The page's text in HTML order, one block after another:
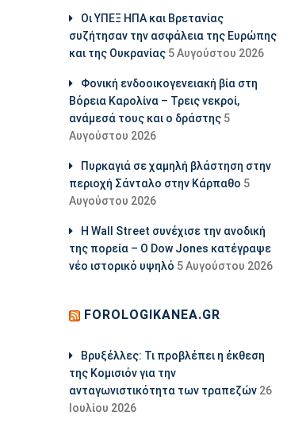
Οι ΥΠΕΞ ΗΠΑ και Βρετανίας
συζήτησαν την ασφάλεια της Ευρώπης
και της Ουκρανίας 5 Αυγούστου 2026
Φονική ενδοοικογενειακή βία στη
Βόρεια Καρολίνα – Τρεις νεκροί,
ανάμεσά τους και ο δράστης 5
Αυγούστου 2026
Πυρκαγιά σε χαμηλή βλάστηση στην
περιοχή Σάνταλο στην Κάρπαθο 5
Αυγούστου 2026
Η Wall Street συνέχισε την ανοδική
της πορεία – Ο Dow Jones κατέγραψε
νέο ιστορικό υψηλό 5 Αυγούστου 2026
FOROLOGIKANEA.GR
Βρυξέλλες: Τι προβλέπει η έκθεση
της Κομισιόν για την
ανταγωνιστικότητα των τραπεζών 26
Ιουλίου 2026